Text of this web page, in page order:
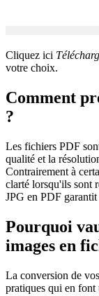
Cliquez ici
votre choix.
Comment
?
Les fichiers PDF
qualité et la
Contrairement à
clarté lorsqu'ils sont
JPG en PDF
Pourquoi
images en
La conversion de
pratiques qui en